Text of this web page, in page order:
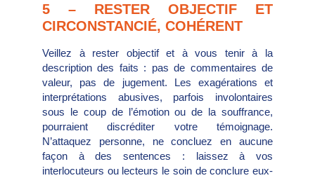
5 – RESTER OBJECTIF ET
CIRCONSTANCIÉ, COHÉRENT
Veillez à rester objectif et à vous tenir à la
description des faits : pas de commentaires de
valeur, pas de jugement. Les exagérations et
interprétations abusives, parfois involontaires
sous le coup de l’émotion ou de la souffrance,
pourraient discréditer votre témoignage.
N’attaquez personne, ne concluez en aucune
façon à des sentences : laissez à vos
interlocuteurs ou lecteurs le soin de conclure eux-